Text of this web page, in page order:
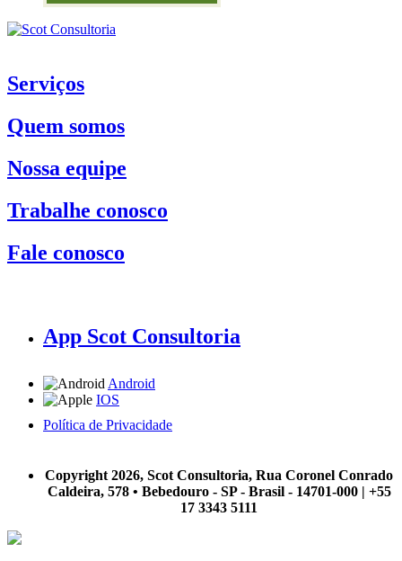
Serviços
Quem somos
Nossa equipe
Trabalhe conosco
Fale conosco
App Scot Consultoria
Android
IOS
Política de Privacidade
Copyright 2026, Scot Consultoria, Rua Coronel Conrado
Caldeira, 578 • Bebedouro - SP - Brasil - 14701-000 | +55
17 3343 5111